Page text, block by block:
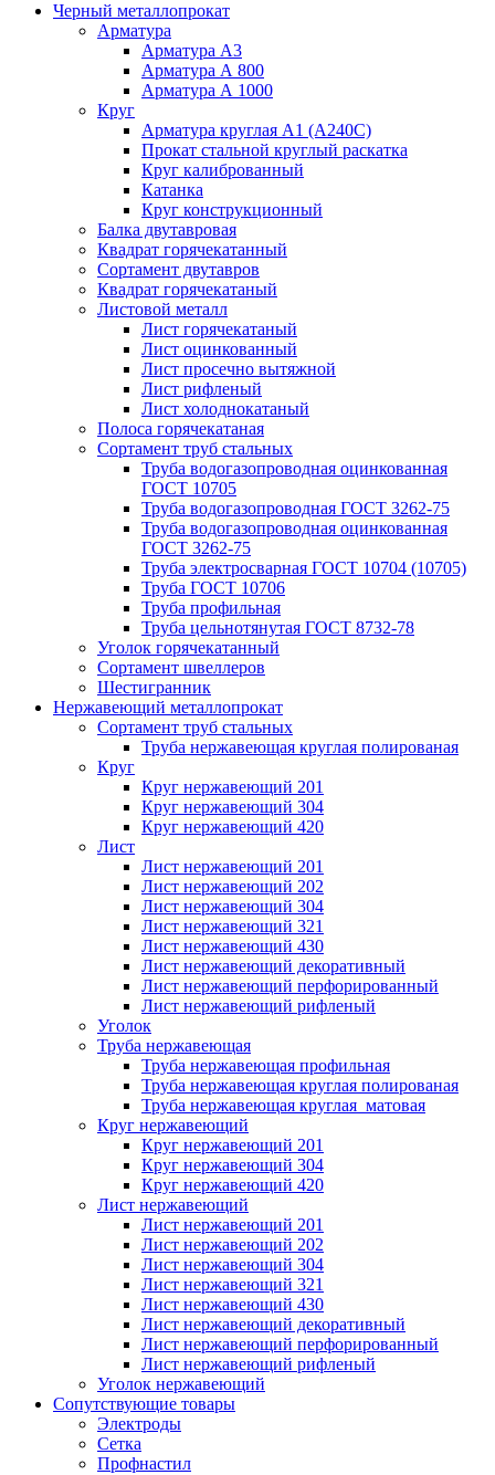
Черный металлопрокат
Арматура
Арматура А3
Арматура А 800
Арматура А 1000
Круг
Арматура круглая А1 (А240C)
Прокат стальной круглый раскатка
Круг калиброванный
Катанка
Круг конструкционный
Балка двутавровая
Квадрат горячекатанный
Сортамент двутавров
Квадрат горячекатаный
Листовой металл
Лист горячекатаный
Лист оцинкованный
Лист просечно вытяжной
Лист рифленый
Лист холоднокатаный
Полоса горячекатаная
Сортамент труб стальных
Труба водогазопроводная оцинкованная
ГОСТ 10705
Труба водогазопроводная ГОСТ 3262-75
Труба водогазопроводная оцинкованная
ГОСТ 3262-75
Труба электросварная ГОСТ 10704 (10705)
Труба ГОСТ 10706
Труба профильная
Труба цельнотянутая ГОСТ 8732-78
Уголок горячекатанный
Сортамент швеллеров
Шестигранник
Нержавеющий металлопрокат
Сортамент труб стальных
Труба нержавеющая круглая полированая
Круг
Круг нержавеющий 201
Круг нержавеющий 304
Круг нержавеющий 420
Лист
Лист нержавеющий 201
Лист нержавеющий 202
Лист нержавеющий 304
Лист нержавеющий 321
Лист нержавеющий 430
Лист нержавеющий декоративный
Лист нержавеющий перфорированный
Лист нержавеющий рифленый
Уголок
Труба нержавеющая
Труба нержавеющая профильная
Труба нержавеющая круглая полированая
Труба нержавеющая круглая матовая
Круг нержавеющий
Круг нержавеющий 201
Круг нержавеющий 304
Круг нержавеющий 420
Лист нержавеющий
Лист нержавеющий 201
Лист нержавеющий 202
Лист нержавеющий 304
Лист нержавеющий 321
Лист нержавеющий 430
Лист нержавеющий декоративный
Лист нержавеющий перфорированный
Лист нержавеющий рифленый
Уголок нержавеющий
Cопутствующие товары
Электроды
Сетка
Профнастил